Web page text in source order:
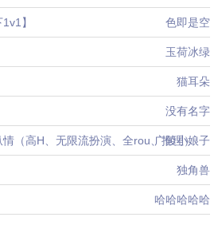
】 色即是空
玉荷冰绿
猫耳朵
没有名字
（高H、无限流扮演、全rou、推理）
广陵小娘子
独角兽
哈哈哈哈哈